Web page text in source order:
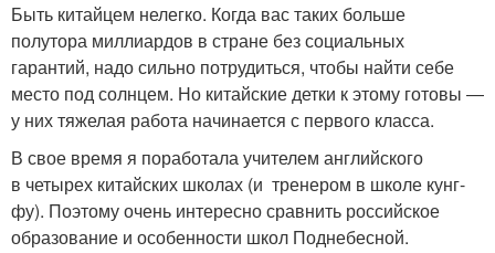
Быть китайцем нелегко. Когда вас таких больше
полутора миллиардов в стране без социальных
гарантий, надо сильно потрудиться, чтобы найти себе
место под солнцем. Но китайские детки к этому готовы ―
у них тяжелая работа начинается с первого класса.
В свое время я поработала учителем английского
в четырех китайских школах (и тренером в школе кунг-
фу). Поэтому очень интересно сравнить российское
образование и особенности школ Поднебесной.